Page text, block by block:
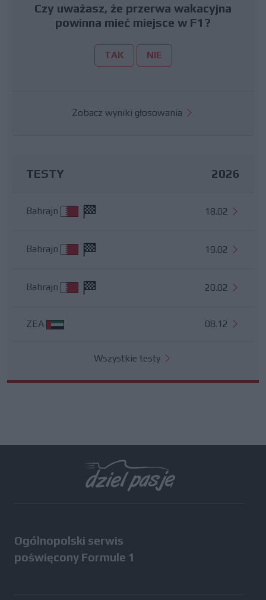
Czy uważasz, że przerwa wakacyjna
powinna mieć miejsce w F1?
TAK NIE
Zobacz wyniki głosowania
TESTY 2026
Bahrajn 18.02
Bahrajn 19.02
Bahrajn 20.02
ZEA 08.12
Wszystkie testy
Ogólnopolski serwis
poświęcony Formule 1